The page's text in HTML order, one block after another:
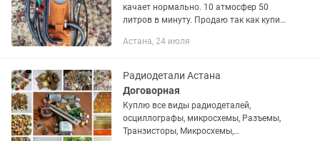
качает нормально. 10 атмосфер 50
литров в минуту. Продаю так как купил
Астана, 24 июля
Радиодетали Астана
Договорная
Куплю все виды радиодеталей,
осциллографы, микросхемы, Разъемы,
Транзисторы, Микросхемы,